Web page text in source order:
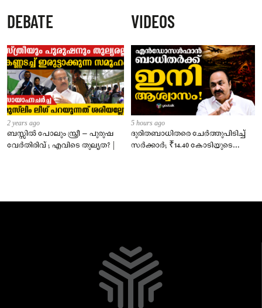
DEBATE
2 years ago
ബസ്സിൽ പോലും സ്ത്രീ – പുരുഷ
വേർതിരിവ് ; എവിടെ തുല്യത? |
VIDEOS
5 hours ago
ദുരിതബാധിതരെ ചേർത്തുപിടിച്ച്
സർക്കാർ; ₹14.40 കോടിയുടെ